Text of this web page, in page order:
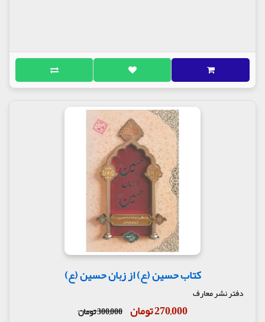
کتاب حسین (ع) از زبان حسین (ع)
دفتر نشر معارف
270,000 تومان 300,000 تومان